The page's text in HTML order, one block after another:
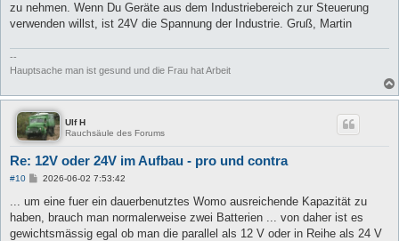
zu nehmen. Wenn Du Geräte aus dem Industriebereich zur Steuerung
verwenden willst, ist 24V die Spannung der Industrie. Gruß, Martin
--
Hauptsache man ist gesund und die Frau hat Arbeit
Ulf H
Rauchsäule des Forums
Re: 12V oder 24V im Aufbau - pro und contra
#10
B
i
r
a
2026-06-02 7:53:42
... um eine fuer ein dauerbenutztes Womo ausreichende Kapazität zu
haben, brauch man normalerweise zwei Batterien ... von daher ist es
gewichtsmässig egal ob man die parallel als 12 V oder in Reihe als 24 V